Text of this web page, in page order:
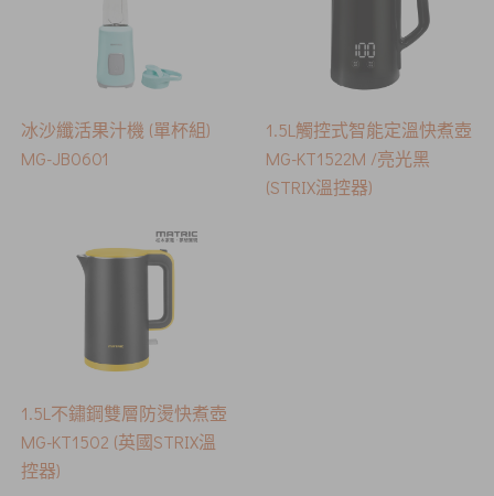
冰沙纖活果汁機 (單杯組)
MG-JB0601
1.5L觸控式智能定溫快煮壺
MG-KT1522M /亮光黑
(STRIX溫控器)
1.5L不鏽鋼雙層防燙快煮壺
MG-KT1502 (英國STRIX溫
控器)